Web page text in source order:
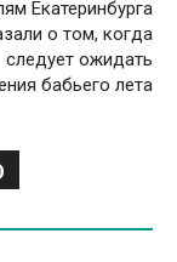
Екатеринбурга
о том, когда
следует ожидать
бабьего лета